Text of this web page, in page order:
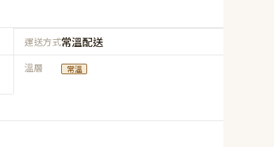
運送方式常溫配送
溫層 常溫